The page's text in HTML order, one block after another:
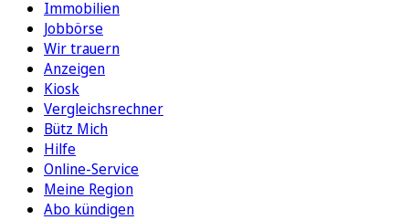
Immobilien
Jobbörse
Wir trauern
Anzeigen
Kiosk
Vergleichsrechner
Bütz Mich
Hilfe
Online-Service
Meine Region
Abo kündigen